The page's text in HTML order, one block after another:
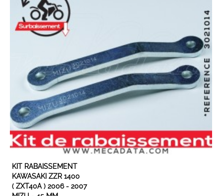
KIT RABAISSEMENT
KAWASAKI ZZR 1400
( ZXT40A ) 2006 - 2007